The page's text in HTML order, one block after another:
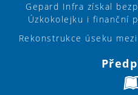
Gepard Infra získal
Úzkokolejku i finanční
Rekonstrukce úseku